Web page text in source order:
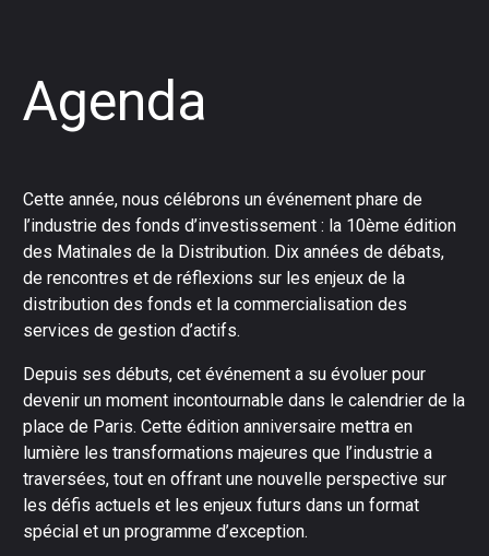
Agenda
Cette année, nous célébrons un événement phare de
l’industrie des fonds d’investissement : la 10ème édition
des Matinales de la Distribution. Dix années de débats,
de rencontres et de réflexions sur les enjeux de la
distribution des fonds et la commercialisation des
services de gestion d’actifs.
Depuis ses débuts, cet événement a su évoluer pour
devenir un moment incontournable dans le calendrier de la
place de Paris. Cette édition anniversaire mettra en
lumière les transformations majeures que l’industrie a
traversées, tout en offrant une nouvelle perspective sur
les défis actuels et les enjeux futurs dans un format
spécial et un programme d’exception.